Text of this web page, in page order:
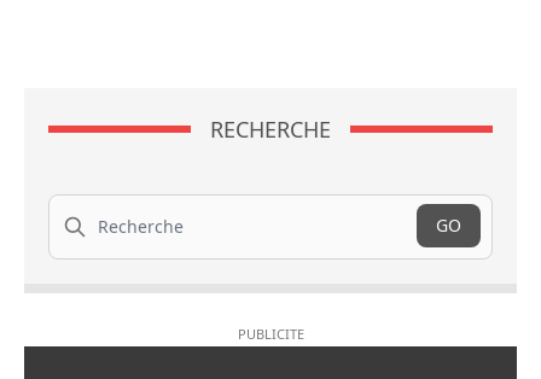
RECHERCHE
Recherche
GO